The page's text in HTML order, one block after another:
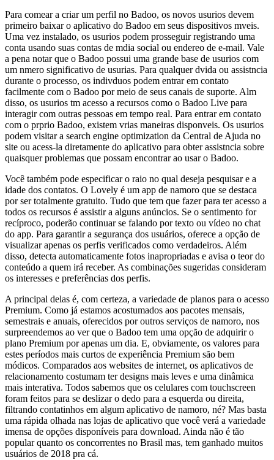
Para comear a criar um perfil no Badoo, os novos usurios devem
primeiro baixar o aplicativo do Badoo em seus dispositivos mveis.
Uma vez instalado, os usurios podem prosseguir registrando uma
conta usando suas contas de mdia social ou endereo de e-mail. Vale
a pena notar que o Badoo possui uma grande base de usurios com
um nmero significativo de usurias. Para qualquer dvida ou assistncia
durante o processo, os indivduos podem entrar em contato
facilmente com o Badoo por meio de seus canais de suporte. Alm
disso, os usurios tm acesso a recursos como o Badoo Live para
interagir com outras pessoas em tempo real. Para entrar em contato
com o prprio Badoo, existem vrias maneiras disponveis. Os usurios
podem visitar a search engine optimization da Central de Ajuda no
site ou acess-la diretamente do aplicativo para obter assistncia sobre
quaisquer problemas que possam encontrar ao usar o Badoo.
Você também pode especificar o raio no qual deseja pesquisar e a
idade dos contatos. O Lovely é um app de namoro que se destaca
por ser totalmente gratuito. Tudo que tem que fazer para ter acesso a
todos os recursos é assistir a alguns anúncios. Se o sentimento for
recíproco, poderão continuar se falando por texto ou vídeo no chat
do app. Para garantir a segurança dos usuários, oferece a opção de
visualizar apenas os perfis verificados como verdadeiros. Além
disso, detecta automaticamente fotos inapropriadas e avisa o teor do
conteúdo a quem irá receber. As combinações sugeridas consideram
os interesses e preferências dos perfis.
A principal delas é, com certeza, a variedade de planos para o acesso
Premium. Como já estamos acostumados aos pacotes mensais,
semestrais e anuais, oferecidos por outros serviços de namoro, nos
surpreendemos ao ver que o Badoo tem uma opção de adquirir o
plano Premium por apenas um dia. E, obviamente, os valores para
estes períodos mais curtos de experiência Premium são bem
módicos. Comparados aos websites de internet, os aplicativos de
relacionamento costumam ter designs mais leves e uma dinâmica
mais interativa. Todos sabemos que os celulares com touchscreen
foram feitos para se deslizar o dedo para a esquerda ou direita,
filtrando contatinhos em algum aplicativo de namoro, né? Mas basta
uma rápida olhada nas lojas de aplicativo que você verá a variedade
imensa de opções disponíveis para download. Ainda não é tão
popular quanto os concorrentes no Brasil mas, tem ganhado muitos
usuários de 2018 pra cá.